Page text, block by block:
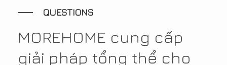
QUESTIONS
MOREHOME cung cấp
giải pháp tổng thể cho